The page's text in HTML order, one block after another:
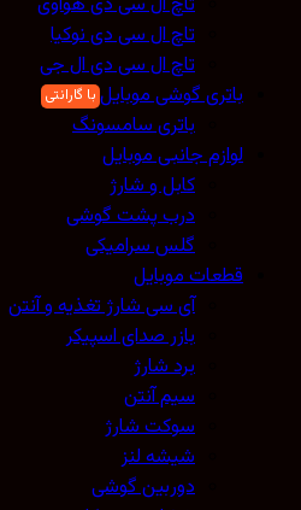
تاچ ال سی دی نوکیا
تاچ ال سی دی ال جی
باتری گوشی موبایل
باتری سامسونگ
لوازم جانبی موبایل
کابل و شارژ
درب پشت گوشی
گلس سرامیکی
قطعات موبایل
آی سی شارژ تغذیه و آنتن
بازر صدای اسپیکر
برد شارژ
سیم آنتن
سوکت شارژ
شیشه لنز
دوربین گوشی